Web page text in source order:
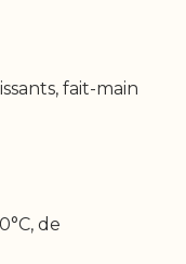
fait-main
de